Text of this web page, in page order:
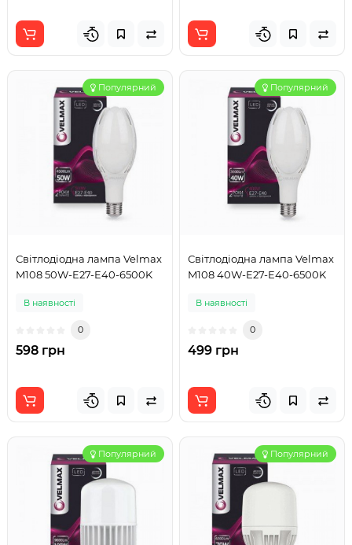
Популярний
Світлодіодна лампа Velmax
M108 50W-E27-E40-6500K
В наявності
0
598 грн
Популярний
Світлодіодна лампа Velmax
M108 40W-E27-E40-6500K
В наявності
0
499 грн
Популярний Популярний